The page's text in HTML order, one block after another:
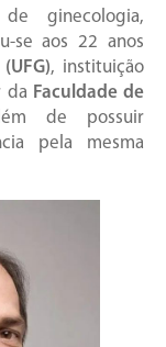
ginecologia,
se aos 22 anos
, instituição
da Faculdade de
de possuir
pela mesma